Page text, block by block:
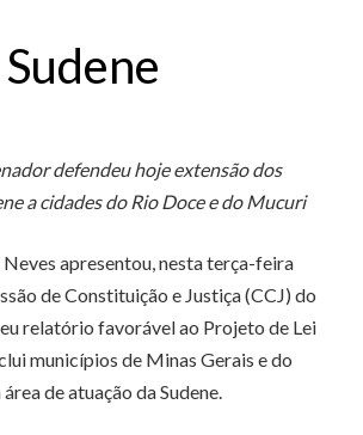
defendeu hoje extensão dos
a cidades do Rio Doce e do Mucuri
apresentou, nesta terça-feira
de Constituição e Justiça (CCJ) do
relatório favorável ao Projeto de Lei
municípios de Minas Gerais e do
de atuação da Sudene.